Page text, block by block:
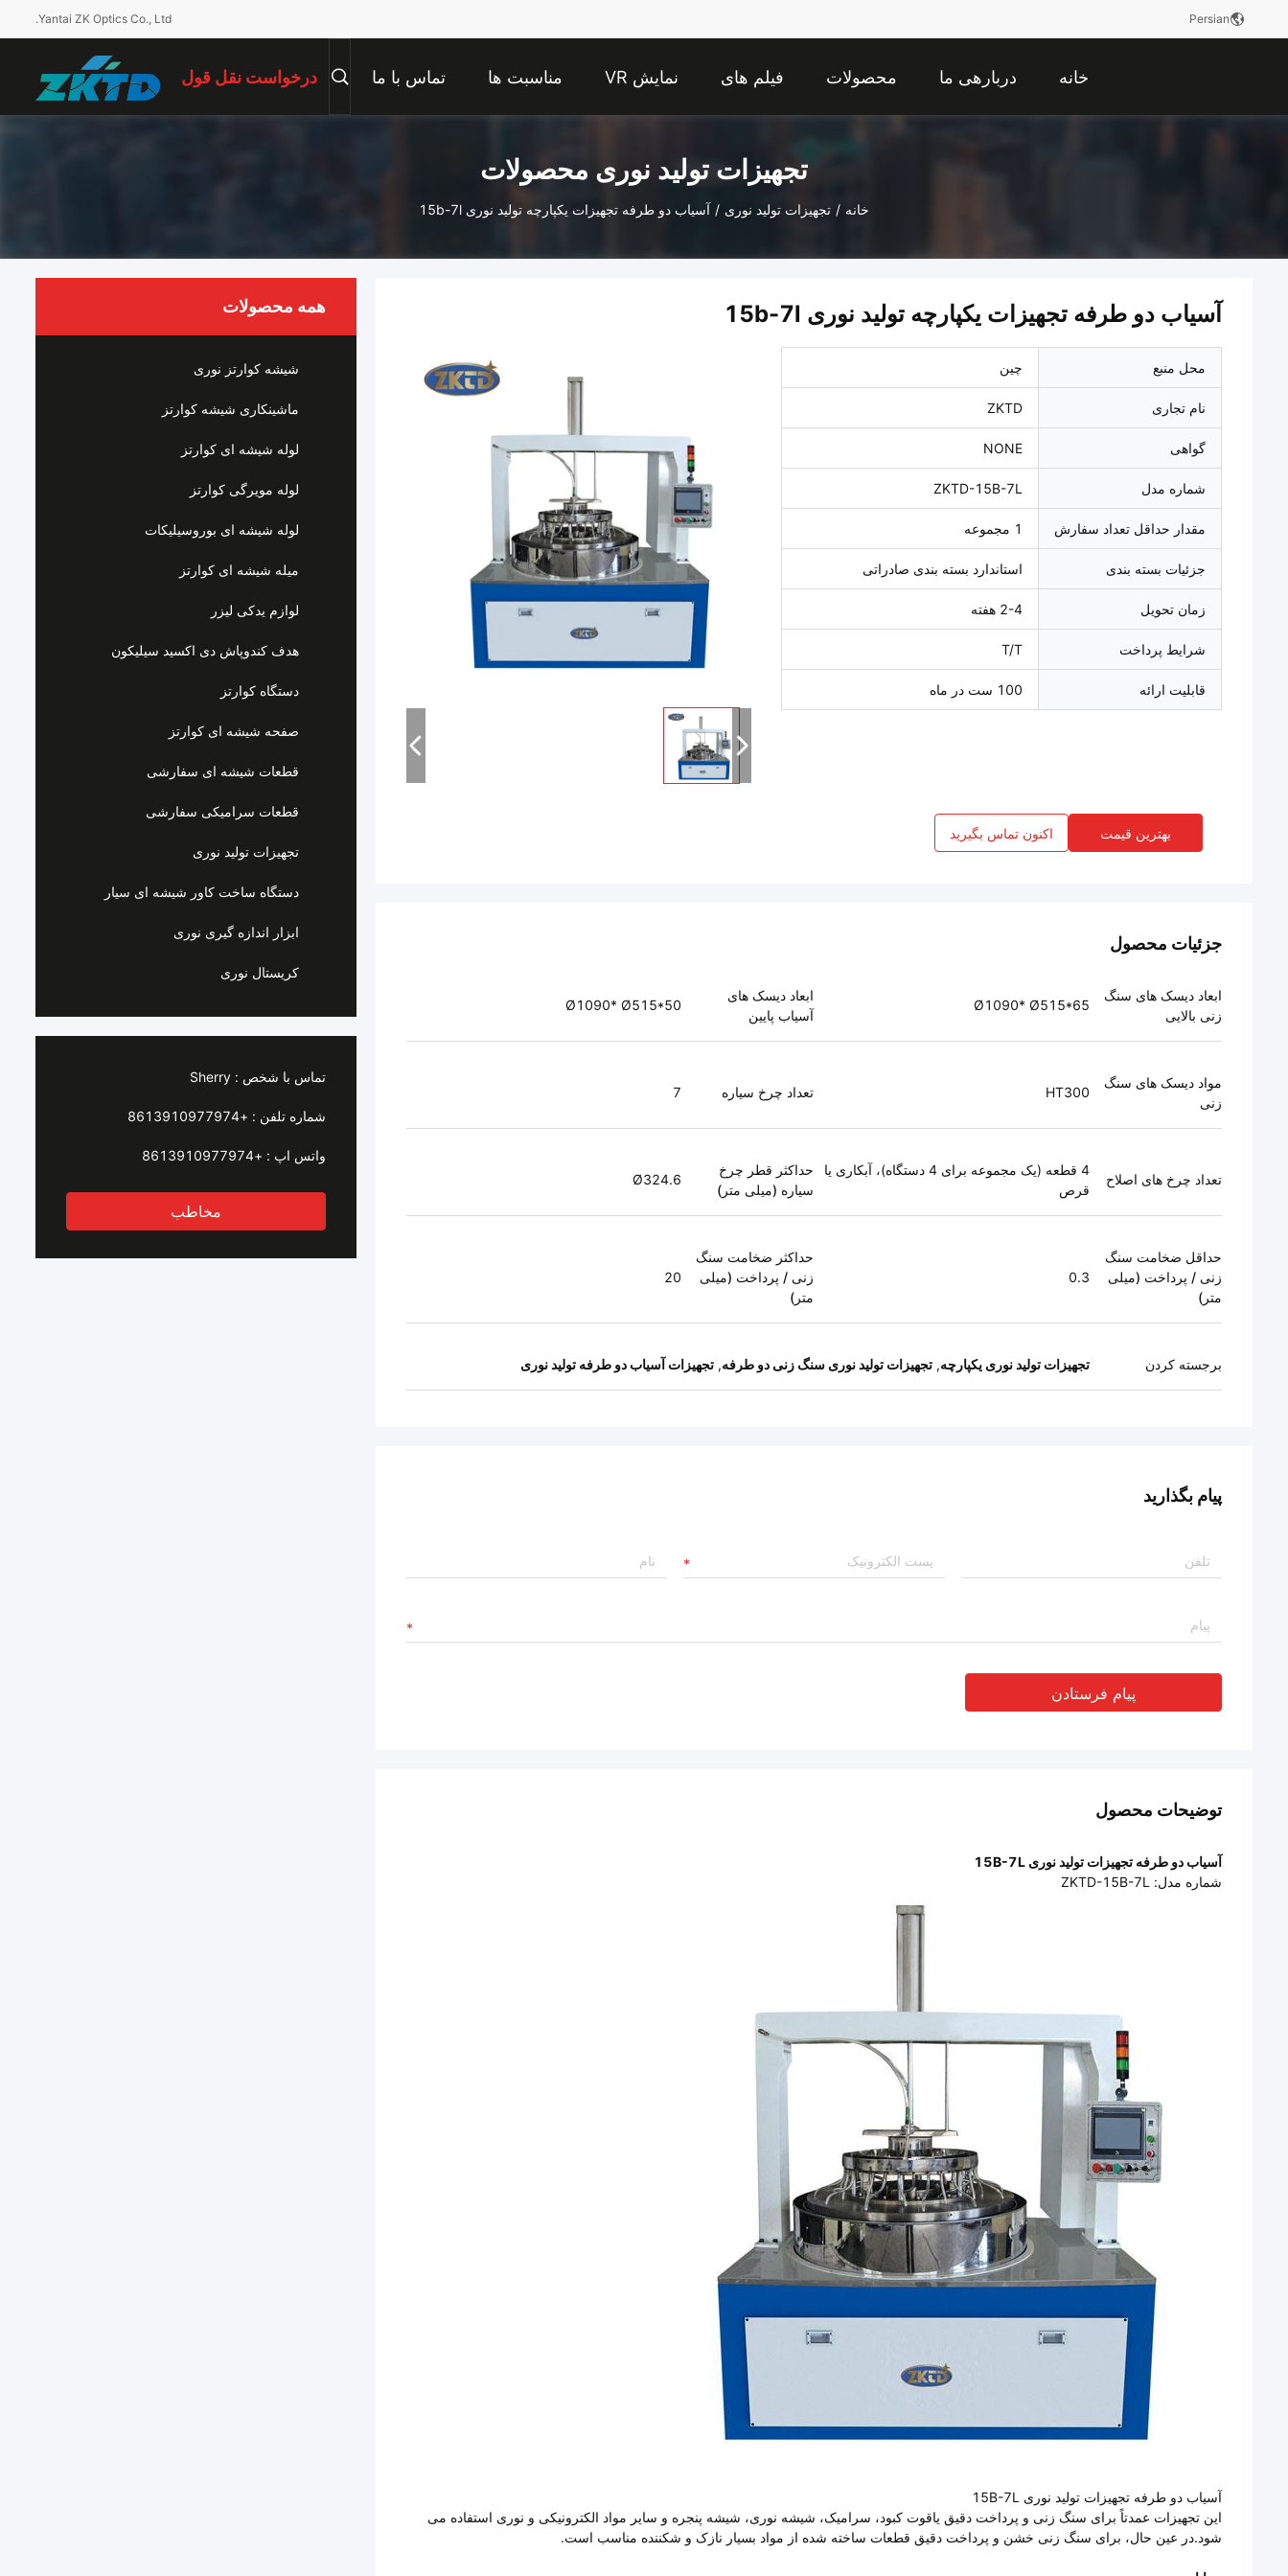
Yantai ZK Optics Co., Ltd. Persian
خانه دربارهی ما محصولات فیلم های نمایش VR مناسبت ها تماس با ما درخواست نقل قول
تجهیزات تولید نوری محصولات
خانه / تجهیزات تولید نوری / آسیاب دو طرفه تجهیزات یکپارچه تولید نوری 15b-7l
همه محصولات
شیشه کوارتز نوری
ماشینکاری شیشه کوارتز
لوله شیشه ای کوارتز
لوله مویرگی کوارتز
لوله شیشه ای بوروسیلیکات
میله شیشه ای کوارتز
لوازم یدکی لیزر
هدف کندوپاش دی اکسید سیلیکون
دستگاه کوارتز
صفحه شیشه ای کوارتز
قطعات شیشه ای سفارشی
قطعات سرامیکی سفارشی
تجهیزات تولید نوری
دستگاه ساخت کاور شیشه ای سیار
ابزار اندازه گیری نوری
کریستال نوری
تماس با شخص : Sherry
شماره تلفن : +8613910977974
واتس اپ : +8613910977974
مخاطب
آسیاب دو طرفه تجهیزات یکپارچه تولید نوری 15b-7l
محل منبع چین
نام تجاری ZKTD
گواهی NONE
شماره مدل ZKTD-15B-7L
مقدار حداقل تعداد سفارش 1 مجموعه
جزئیات بسته بندی استاندارد بسته بندی صادراتی
زمان تحویل 2-4 هفته
شرایط پرداخت T/T
قابلیت ارائه 100 ست در ماه
بهترین قیمت اکنون تماس بگیرید
جزئیات محصول
ابعاد دیسک های سنگ
زنی بالایی
Ø1090* Ø515*65
ابعاد دیسک های
آسیاب پایین
Ø1090* Ø515*50
مواد دیسک های سنگ
زنی
HT300 تعداد چرخ سیاره 7
تعداد چرخ های اصلاح
4 قطعه (یک مجموعه برای 4 دستگاه)، آبکاری یا
قرص
حداکثر قطر چرخ
سیاره (میلی متر)
Ø324.6
حداقل ضخامت سنگ
زنی / پرداخت (میلی
متر)
0.3
حداکثر ضخامت سنگ
زنی / پرداخت (میلی
متر)
20
برجسته کردن تجهیزات تولید نوری یکپارچه, تجهیزات تولید نوری سنگ زنی دو طرفه, تجهیزات آسیاب دو طرفه تولید نوری
پیام بگذارید
پیام فرستادن
توضیحات محصول
آسیاب دو طرفه تجهیزات تولید نوری 15B-7L
شماره مدل: ZKTD-15B-7L
آسیاب دو طرفه تجهیزات تولید نوری 15B-7L
این تجهیزات عمدتاً برای سنگ زنی و پرداخت دقیق یاقوت کبود، سرامیک، شیشه نوری، شیشه پنجره و سایر مواد الکترونیکی و نوری استفاده می
شود.در عین حال، برای سنگ زنی خشن و پرداخت دقیق قطعات ساخته شده از مواد بسیار نازک و شکننده مناسب است.